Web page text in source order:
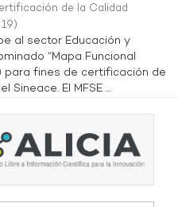
de la Calidad
)
al sector Educación y
“Mapa Funcional
para fines de certificación de
El MFSE ...